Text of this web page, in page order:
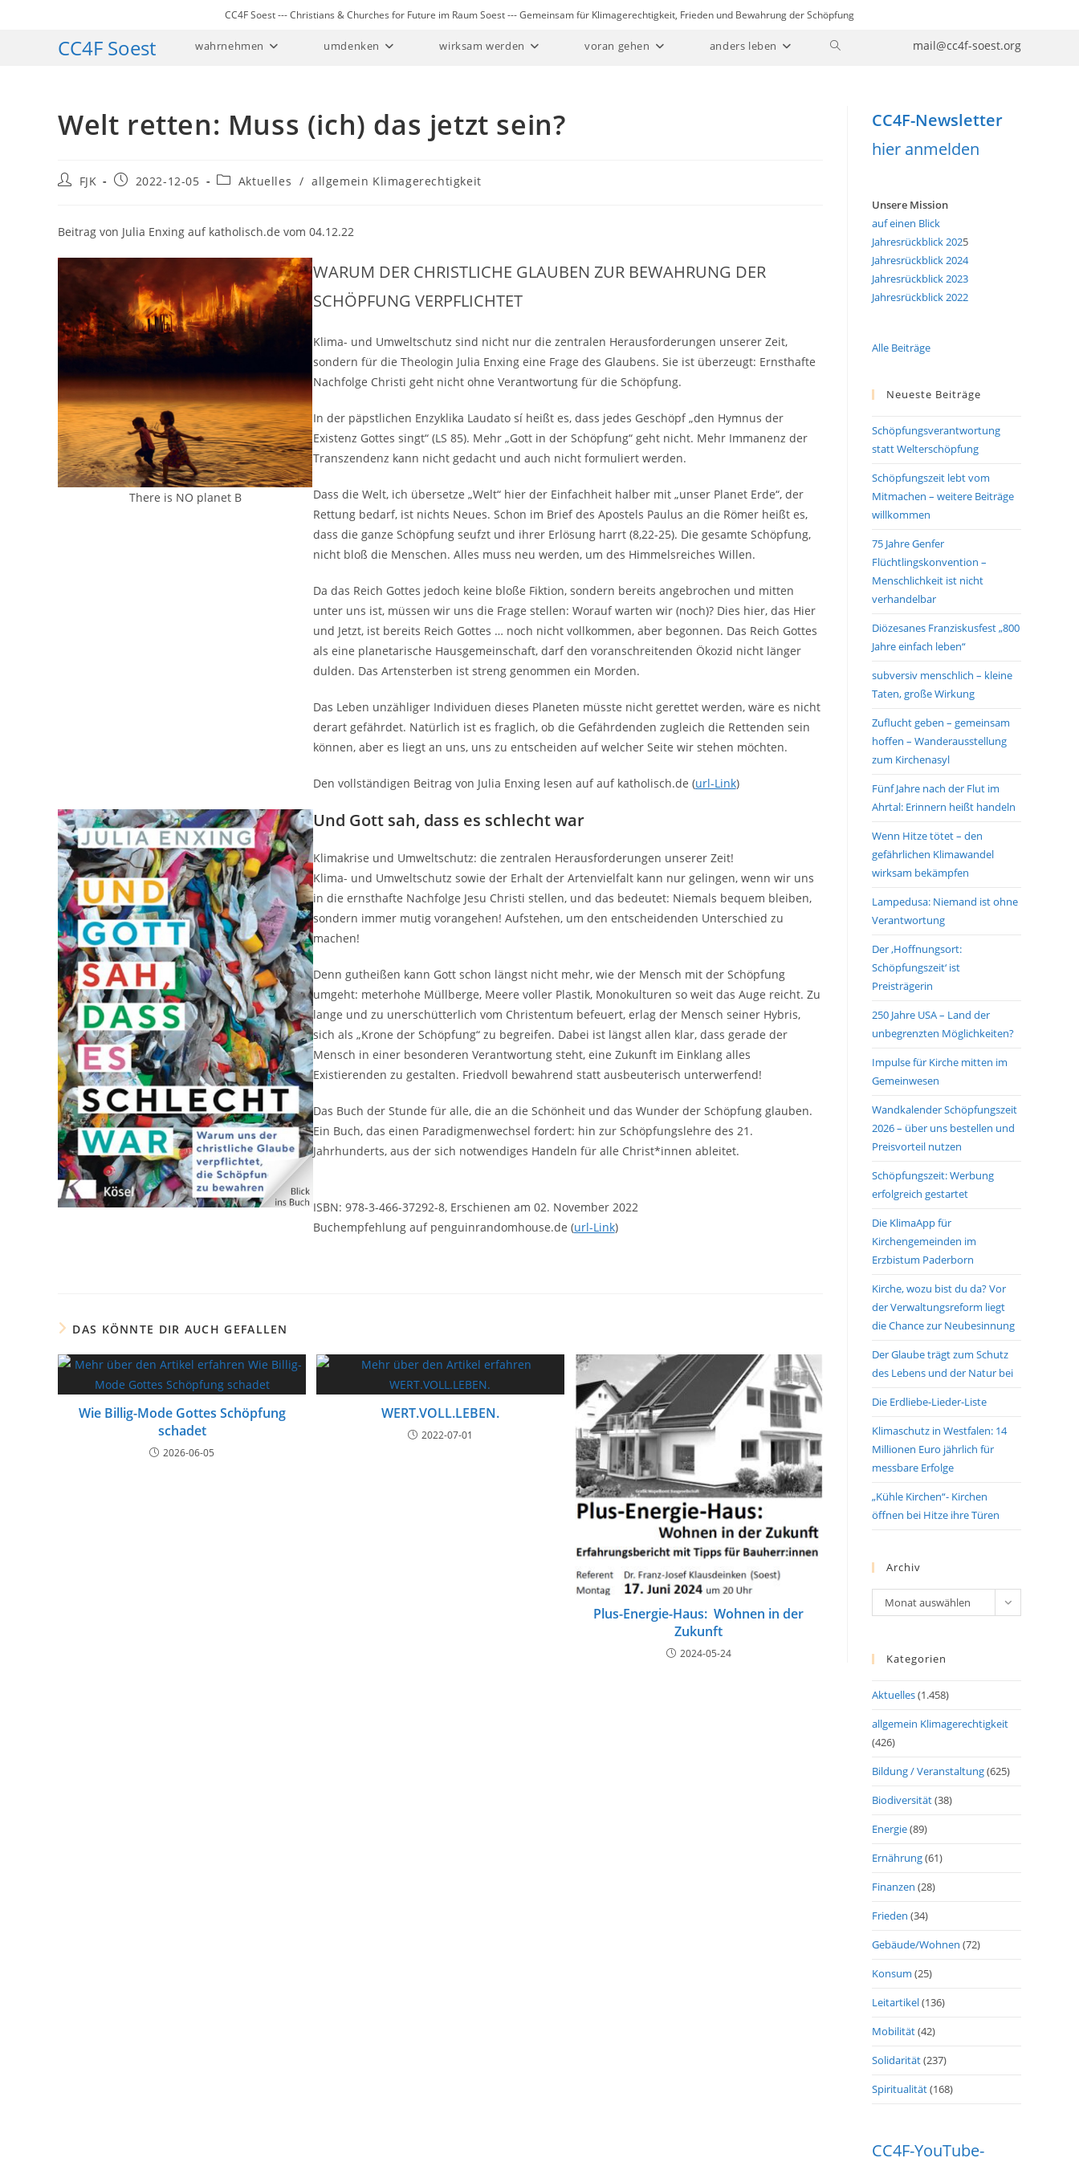
CC4F Soest --- Christians & Churches for Future im Raum Soest --- Gemeinsam für Klimagerechtigkeit, Frieden und Bewahrung der Schöpfung
CC4F Soest mail@cc4f-soest.org
wahrnehmen umdenken wirksam werden voran gehen anders leben
Website-
Welt retten: Muss (ich) das jetzt sein?
Beitrags-
FJK
Beitrag2022-12-05
Beitrags-
Aktuelles / allgemein Klimagerechtigkeit
Beitrag von Julia Enxing auf katholisch.de vom 04.12.22
There is NO planet B
WARUM DER CHRISTLICHE GLAUBEN ZUR BEWAHRUNG DER
SCHÖPFUNG VERPFLICHTET
Klima- und Umweltschutz sind nicht nur die zentralen Herausforderungen unserer Zeit,
sondern für die Theologin Julia Enxing eine Frage des Glaubens. Sie ist überzeugt: Ernsthafte
Nachfolge Christi geht nicht ohne Verantwortung für die Schöpfung.
In der päpstlichen Enzyklika Laudato sí heißt es, dass jedes Geschöpf „den Hymnus der
Existenz Gottes singt“ (LS 85). Mehr „Gott in der Schöpfung“ geht nicht. Mehr Immanenz der
Transzendenz kann nicht gedacht und auch nicht formuliert werden.
Dass die Welt, ich übersetze „Welt“ hier der Einfachheit halber mit „unser Planet Erde“, der
Rettung bedarf, ist nichts Neues. Schon im Brief des Apostels Paulus an die Römer heißt es,
dass die ganze Schöpfung seufzt und ihrer Erlösung harrt (8,22-25). Die gesamte Schöpfung,
nicht bloß die Menschen. Alles muss neu werden, um des Himmelsreiches Willen.
Da das Reich Gottes jedoch keine bloße Fiktion, sondern bereits angebrochen und mitten
unter uns ist, müssen wir uns die Frage stellen: Worauf warten wir (noch)? Dies hier, das Hier
und Jetzt, ist bereits Reich Gottes … noch nicht vollkommen, aber begonnen. Das Reich Gottes
als eine planetarische Hausgemeinschaft, darf den voranschreitenden Ökozid nicht länger
dulden. Das Artensterben ist streng genommen ein Morden.
Das Leben unzähliger Individuen dieses Planeten müsste nicht gerettet werden, wäre es nicht
derart gefährdet. Natürlich ist es fraglich, ob die Gefährdenden zugleich die Rettenden sein
können, aber es liegt an uns, uns zu entscheiden auf welcher Seite wir stehen möchten.
Den vollständigen Beitrag von Julia Enxing lesen auf auf katholisch.de (url-Link)
Und Gott sah, dass es schlecht war
Klimakrise und Umweltschutz: die zentralen Herausforderungen unserer Zeit!
Klima- und Umweltschutz sowie der Erhalt der Artenvielfalt kann nur gelingen, wenn wir uns
in die ernsthafte Nachfolge Jesu Christi stellen, und das bedeutet: Niemals bequem bleiben,
sondern immer mutig vorangehen! Aufstehen, um den entscheidenden Unterschied zu
machen!
Denn gutheißen kann Gott schon längst nicht mehr, wie der Mensch mit der Schöpfung
umgeht: meterhohe Müllberge, Meere voller Plastik, Monokulturen so weit das Auge reicht. Zu
lange und zu unerschütterlich vom Christentum befeuert, erlag der Mensch seiner Hybris,
sich als „Krone der Schöpfung“ zu begreifen. Dabei ist längst allen klar, dass gerade der
Mensch in einer besonderen Verantwortung steht, eine Zukunft im Einklang alles
Existierenden zu gestalten. Friedvoll bewahrend statt ausbeuterisch unterwerfend!
Das Buch der Stunde für alle, die an die Schönheit und das Wunder der Schöpfung glauben.
Ein Buch, das einen Paradigmenwechsel fordert: hin zur Schöpfungslehre des 21.
Jahrhunderts, aus der sich notwendiges Handeln für alle Christ*innen ableitet.
ISBN: 978-3-466-37292-8, Erschienen am 02. November 2022
Buchempfehlung auf penguinrandomhouse.de (url-Link)
DAS KÖNNTE DIR AUCH GEFALLEN
Wie Billig-Mode Gottes Schöpfung
schadet
2026-06-05
WERT.VOLL.LEBEN.
2022-07-01
Plus-Energie-Haus: Wohnen in der
Zukunft
2024-05-24
CC4F-Newsletter
hier anmelden
Unsere Mission
auf einen Blick
Jahresrückblick 2025
Jahresrückblick 2024
Jahresrückblick 2023
Jahresrückblick 2022
Alle Beiträge
Neueste Beiträge
Schöpfungsverantwortung
statt Welterschöpfung
Schöpfungszeit lebt vom
Mitmachen – weitere Beiträge
willkommen
75 Jahre Genfer
Flüchtlingskonvention –
Menschlichkeit ist nicht
verhandelbar
Diözesanes Franziskusfest „800
Jahre einfach leben“
subversiv menschlich – kleine
Taten, große Wirkung
Zuflucht geben – gemeinsam
hoffen – Wanderausstellung
zum Kirchenasyl
Fünf Jahre nach der Flut im
Ahrtal: Erinnern heißt handeln
Wenn Hitze tötet – den
gefährlichen Klimawandel
wirksam bekämpfen
Lampedusa: Niemand ist ohne
Verantwortung
Der ‚Hoffnungsort:
Schöpfungszeit‘ ist
Preisträgerin
250 Jahre USA – Land der
unbegrenzten Möglichkeiten?
Impulse für Kirche mitten im
Gemeinwesen
Wandkalender Schöpfungszeit
2026 – über uns bestellen und
Preisvorteil nutzen
Schöpfungszeit: Werbung
erfolgreich gestartet
Die KlimaApp für
Kirchengemeinden im
Erzbistum Paderborn
Kirche, wozu bist du da? Vor
der Verwaltungsreform liegt
die Chance zur Neubesinnung
Der Glaube trägt zum Schutz
des Lebens und der Natur bei
Die Erdliebe-Lieder-Liste
Klimaschutz in Westfalen: 14
Millionen Euro jährlich für
messbare Erfolge
„Kühle Kirchen“- Kirchen
öffnen bei Hitze ihre Türen
Archiv
Archiv
Monat auswählen
Kategorien
Aktuelles(1.458)
allgemein Klimagerechtigkeit
(426)
Bildung / Veranstaltung(625)
Biodiversität(38)
Energie(89)
Ernährung(61)
Finanzen (28)
Frieden (34)
Gebäude/Wohnen (72)
Konsum (25)
Leitartikel(136)
Mobilität(42)
Solidarität(237)
Spiritualität(168)
CC4F-YouTube-